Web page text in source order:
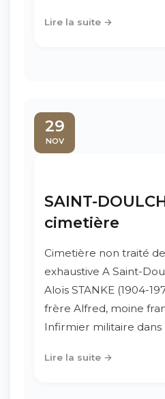
Lire la suite →
29
NOV
SAINT-
cimetière
Cimetière non traité
exhaustive A Saint-
Aloïs STANKE (1904-
frère Alfred, moine
Infirmier militaire dans
Lire la suite →